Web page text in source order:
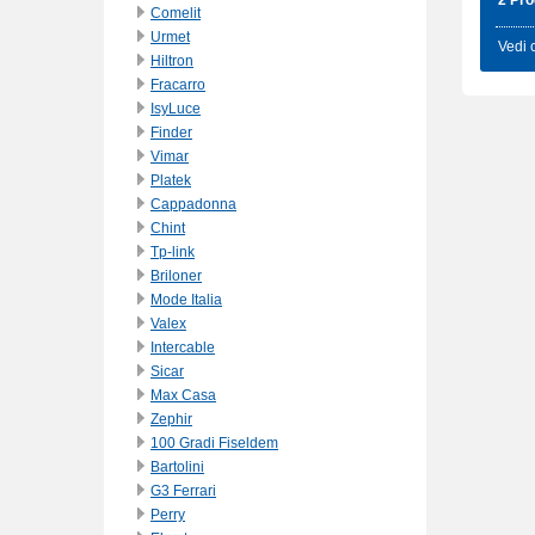
Vedi
Comelit
Urmet
Hiltron
Fracarro
IsyLuce
Finder
Vimar
Platek
Cappadonna
Chint
Tp-link
Briloner
Mode Italia
Valex
Intercable
Sicar
Max Casa
Zephir
100 Gradi Fiseldem
Bartolini
G3 Ferrari
Perry